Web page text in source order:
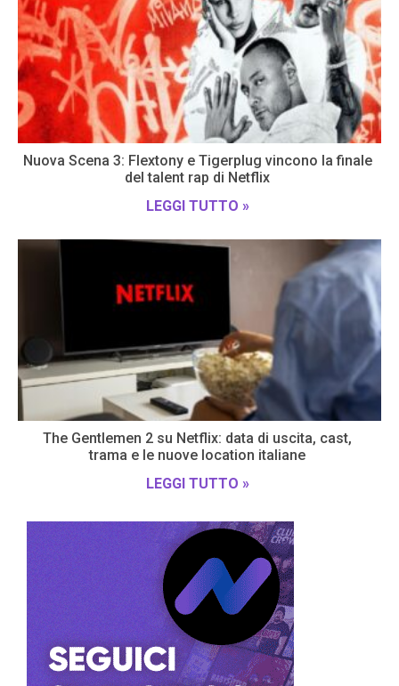
Nuova Scena 3: Flextony e Tigerplug vincono la finale
del talent rap di Netflix
LEGGI TUTTO »
The Gentlemen 2 su Netflix: data di uscita, cast,
trama e le nuove location italiane
LEGGI TUTTO »